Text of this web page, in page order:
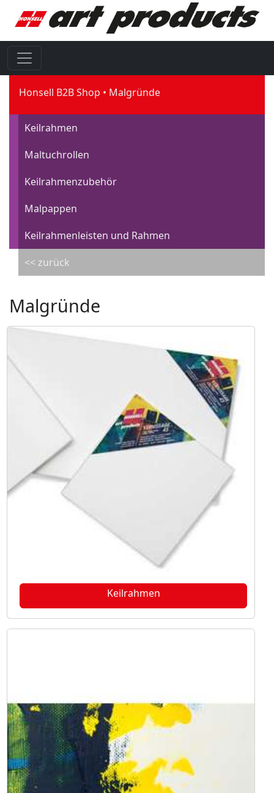
Honsell B2B Shop Malgründe
Keilrahmen
Maltuchrollen
Keilrahmenzubehör
Malpappen
Keilrahmenleisten und Rahmen
<< zurück
Malgründe
Keilrahmen